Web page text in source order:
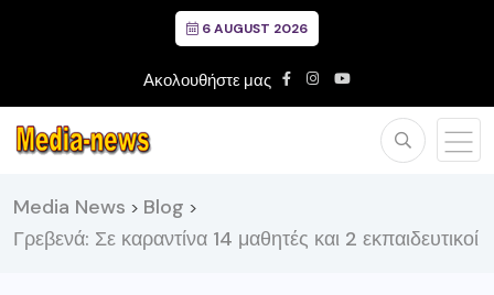
6 AUGUST 2026
Ακολουθήστε μας
Media News > Blog >
Γρεβενά: Σε καραντίνα 14 μαθητές και 2 εκπαιδευτικοί